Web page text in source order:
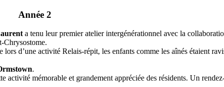
Année 2
a tenu leur premier atelier intergénérationnel avec la
Chrysostome.
lors d’une activité Relais-répit, les enfants comme les aînés étaient
.
activité mémorable et grandement appréciée des résidents. Un